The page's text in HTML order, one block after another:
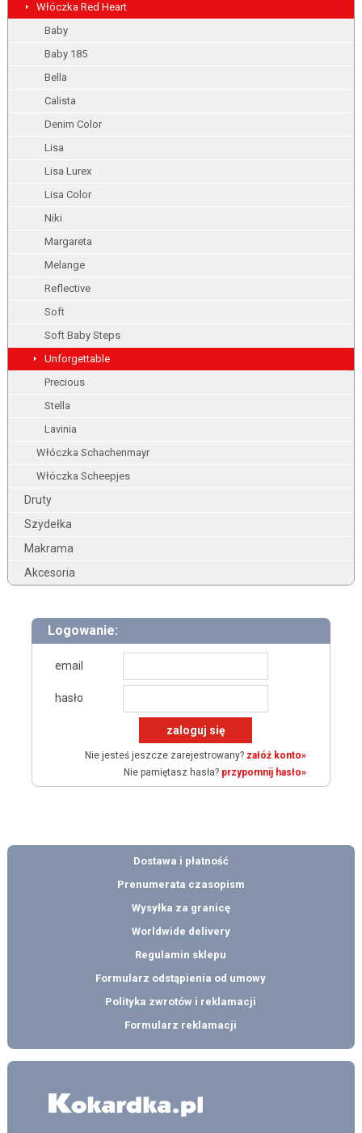
Włóczka Red Heart
Baby
Baby 185
Bella
Calista
Denim Color
Lisa
Lisa Lurex
Lisa Color
Niki
Margareta
Melange
Reflective
Soft
Soft Baby Steps
Unforgettable
Precious
Stella
Lavinia
Włóczka Schachenmayr
Włóczka Scheepjes
Druty
Szydełka
Makrama
Akcesoria
Logowanie:
email
hasło
Nie jesteś jeszcze zarejestrowany? załóż konto»
Nie pamiętasz hasła? przypomnij hasło»
Dostawa i płatność
Prenumerata czasopism
Wysyłka za granicę
Worldwide delivery
Regulamin sklepu
Formularz odstąpienia od umowy
Polityka zwrotów i reklamacji
Formularz reklamacji